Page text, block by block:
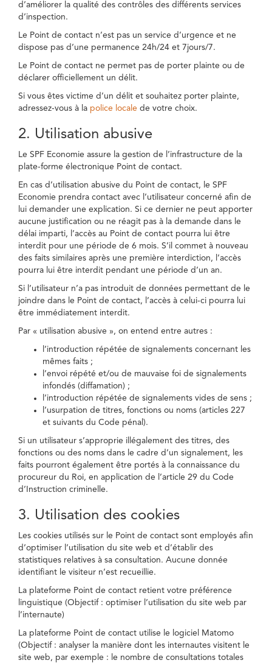
d’améliorer la qualité des contrôles des différents services
d’inspection.
Le Point de contact n’est pas un service d’urgence et ne
dispose pas d’une permanence 24h/24 et 7jours/7.
Le Point de contact ne permet pas de porter plainte ou de
déclarer officiellement un délit.
Si vous êtes victime d’un délit et souhaitez porter plainte,
adressez-vous à la police locale de votre choix.
2. Utilisation abusive
Le SPF Economie assure la gestion de l’infrastructure de la
plate-forme électronique Point de contact.
En cas d’utilisation abusive du Point de contact, le SPF
Economie prendra contact avec l’utilisateur concerné afin de
lui demander une explication. Si ce dernier ne peut apporter
aucune justification ou ne réagit pas à la demande dans le
délai imparti, l’accès au Point de contact pourra lui être
interdit pour une période de 6 mois. S’il commet à nouveau
des faits similaires après une première interdiction, l’accès
pourra lui être interdit pendant une période d’un an.
Si l’utilisateur n’a pas introduit de données permettant de le
joindre dans le Point de contact, l’accès à celui-ci pourra lui
être immédiatement interdit.
Par « utilisation abusive », on entend entre autres :
l’introduction répétée de signalements concernant les
mêmes faits ;
l’envoi répété et/ou de mauvaise foi de signalements
infondés (diffamation) ;
l’introduction répétée de signalements vides de sens ;
l’usurpation de titres, fonctions ou noms (articles 227
et suivants du Code pénal).
Si un utilisateur s’approprie illégalement des titres, des
fonctions ou des noms dans le cadre d’un signalement, les
faits pourront également être portés à la connaissance du
procureur du Roi, en application de l’article 29 du Code
d’Instruction criminelle.
3. Utilisation des cookies
Les cookies utilisés sur le Point de contact sont employés afin
d’optimiser l’utilisation du site web et d’établir des
statistiques relatives à sa consultation. Aucune donnée
identifiant le visiteur n’est recueillie.
La plateforme Point de contact retient votre préférence
linguistique (Objectif : optimiser l’utilisation du site web par
l’internaute)
La plateforme Point de contact utilise le logiciel Matomo
(Objectif : analyser la manière dont les internautes visitent le
site web, par exemple : le nombre de consultations totales